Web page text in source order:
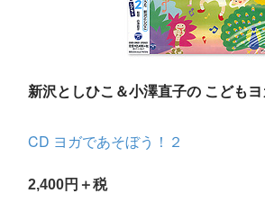
新沢としひこ＆小澤直子の こども
CD ヨガであそぼう！２
2,400円＋税